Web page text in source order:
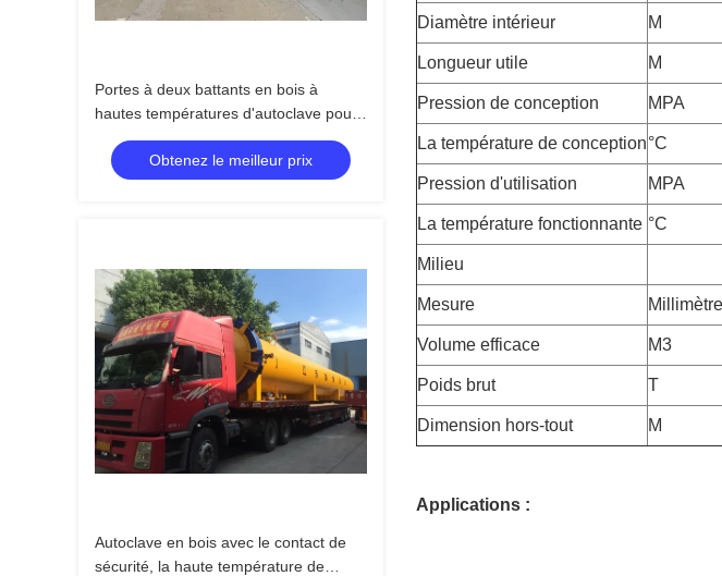
Portes à deux battants en bois à
hautes températures d'autoclave pour
industriel en bois, Φ2.7mX22M
Obtenez le meilleur prix
Autoclave en bois avec le contact de
sécurité, la haute température de
Diamètre intérieur M
Longueur utile M
Pression de conception MPA
La température de conception°C
Pression d'utilisation MPA
La température fonctionnante °C
Milieu
Mesure Millimètre
Volume efficace M3
Poids brut T
Dimension hors-tout M
Applications :